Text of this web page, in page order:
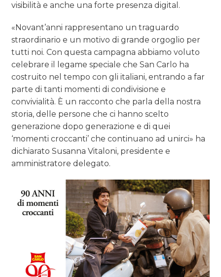
visibilità e anche una forte presenza digital.
«Novant’anni rappresentano un traguardo
straordinario e un motivo di grande orgoglio per
tutti noi. Con questa campagna abbiamo voluto
celebrare il legame speciale che San Carlo ha
costruito nel tempo con gli italiani, entrando a far
parte di tanti momenti di condivisione e
convivialità. È un racconto che parla della nostra
storia, delle persone che ci hanno scelto
generazione dopo generazione e di quei
‘momenti croccanti’ che continuano ad unirci» ha
dichiarato Susanna Vitaloni, presidente e
amministratore delegato.